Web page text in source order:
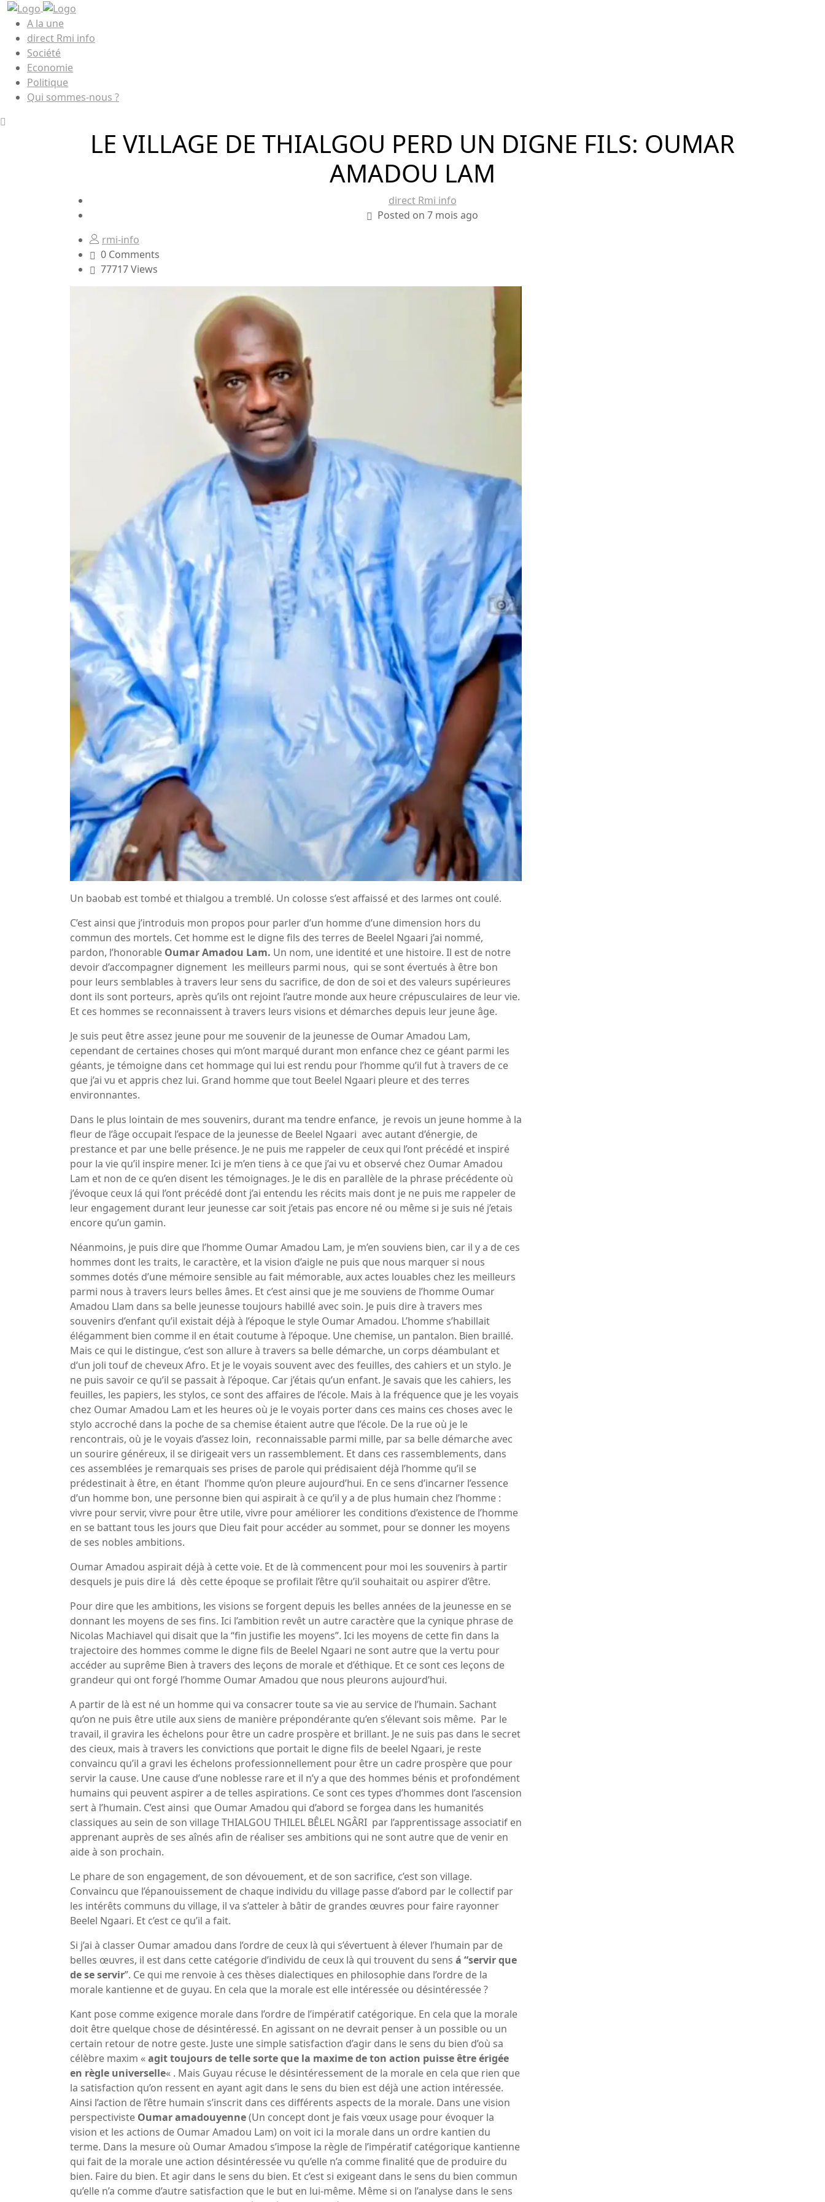
A la une
direct Rmi info
Société
Economie
Politique
Qui sommes-nous ?
LE VILLAGE DE THIALGOU PERD UN DIGNE FILS: OUMAR
AMADOU LAM
direct Rmi info
Posted on 7 mois ago
rmi-info
0 Comments
77717 Views
Un baobab est tombé et thialgou a tremblé. Un colosse s’est affaissé et des larmes ont coulé.
C’est ainsi que j’introduis mon propos pour parler d’un homme d’une dimension hors du
commun des mortels. Cet homme est le digne fils des terres de Beelel Ngaari j’ai nommé,
pardon, l’honorable Oumar Amadou Lam. Un nom, une identité et une histoire. Il est de notre
devoir d’accompagner dignement les meilleurs parmi nous, qui se sont évertués à être bon
pour leurs semblables à travers leur sens du sacrifice, de don de soi et des valeurs supérieures
dont ils sont porteurs, après qu’ils ont rejoint l’autre monde aux heure crépusculaires de leur vie.
Et ces hommes se reconnaissent à travers leurs visions et démarches depuis leur jeune âge.
Je suis peut être assez jeune pour me souvenir de la jeunesse de Oumar Amadou Lam,
cependant de certaines choses qui m’ont marqué durant mon enfance chez ce géant parmi les
géants, je témoigne dans cet hommage qui lui est rendu pour l’homme qu’il fut à travers de ce
que j’ai vu et appris chez lui. Grand homme que tout Beelel Ngaari pleure et des terres
environnantes.
Dans le plus lointain de mes souvenirs, durant ma tendre enfance, je revois un jeune homme à la
fleur de l’âge occupait l’espace de la jeunesse de Beelel Ngaari avec autant d’énergie, de
prestance et par une belle présence. Je ne puis me rappeler de ceux qui l’ont précédé et inspiré
pour la vie qu’il inspire mener. Ici je m’en tiens à ce que j’ai vu et observé chez Oumar Amadou
Lam et non de ce qu’en disent les témoignages. Je le dis en parallèle de la phrase précédente où
j’évoque ceux lá qui l’ont précédé dont j’ai entendu les récits mais dont je ne puis me rappeler de
leur engagement durant leur jeunesse car soit j’etais pas encore né ou même si je suis né j’etais
encore qu’un gamin.
Néanmoins, je puis dire que l’homme Oumar Amadou Lam, je m’en souviens bien, car il y a de ces
hommes dont les traits, le caractère, et la vision d’aigle ne puis que nous marquer si nous
sommes dotés d’une mémoire sensible au fait mémorable, aux actes louables chez les meilleurs
parmi nous à travers leurs belles âmes. Et c’est ainsi que je me souviens de l’homme Oumar
Amadou Llam dans sa belle jeunesse toujours habillé avec soin. Je puis dire à travers mes
souvenirs d’enfant qu’il existait déjà à l’époque le style Oumar Amadou. L’homme s’habillait
élégamment bien comme il en était coutume à l’époque. Une chemise, un pantalon. Bien braillé.
Mais ce qui le distingue, c’est son allure à travers sa belle démarche, un corps déambulant et
d’un joli touf de cheveux Afro. Et je le voyais souvent avec des feuilles, des cahiers et un stylo. Je
ne puis savoir ce qu’il se passait à l’époque. Car j’étais qu’un enfant. Je savais que les cahiers, les
feuilles, les papiers, les stylos, ce sont des affaires de l’école. Mais à la fréquence que je les voyais
chez Oumar Amadou Lam et les heures où je le voyais porter dans ces mains ces choses avec le
stylo accroché dans la poche de sa chemise étaient autre que l’école. De la rue où je le
rencontrais, où je le voyais d’assez loin, reconnaissable parmi mille, par sa belle démarche avec
un sourire généreux, il se dirigeait vers un rassemblement. Et dans ces rassemblements, dans
ces assemblées je remarquais ses prises de parole qui prédisaient déjà l’homme qu’il se
prédestinait à être, en étant l’homme qu’on pleure aujourd’hui. En ce sens d’incarner l’essence
d’un homme bon, une personne bien qui aspirait à ce qu’il y a de plus humain chez l’homme :
vivre pour servir, vivre pour être utile, vivre pour améliorer les conditions d’existence de l’homme
en se battant tous les jours que Dieu fait pour accéder au sommet, pour se donner les moyens
de ses nobles ambitions.
Oumar Amadou aspirait déjà à cette voie. Et de là commencent pour moi les souvenirs à partir
desquels je puis dire lá dès cette époque se profilait l’être qu’il souhaitait ou aspirer d’être.
Pour dire que les ambitions, les visions se forgent depuis les belles années de la jeunesse en se
donnant les moyens de ses fins. Ici l’ambition revêt un autre caractère que la cynique phrase de
Nicolas Machiavel qui disait que la “fin justifie les moyens”. Ici les moyens de cette fin dans la
trajectoire des hommes comme le digne fils de Beelel Ngaari ne sont autre que la vertu pour
accéder au suprême Bien à travers des leçons de morale et d’éthique. Et ce sont ces leçons de
grandeur qui ont forgé l’homme Oumar Amadou que nous pleurons aujourd’hui.
A partir de là est né un homme qui va consacrer toute sa vie au service de l’humain. Sachant
qu’on ne puis être utile aux siens de manière prépondérante qu’en s’élevant sois même. Par le
travail, il gravira les échelons pour être un cadre prospère et brillant. Je ne suis pas dans le secret
des cieux, mais à travers les convictions que portait le digne fils de beelel Ngaari, je reste
convaincu qu’il a gravi les échelons professionnellement pour être un cadre prospère que pour
servir la cause. Une cause d’une noblesse rare et il n’y a que des hommes bénis et profondément
humains qui peuvent aspirer a de telles aspirations. Ce sont ces types d’hommes dont l’ascension
sert à l’humain. C’est ainsi que Oumar Amadou qui d’abord se forgea dans les humanités
classiques au sein de son village THIALGOU THILEL BÊLEL NGÂRI par l’apprentissage associatif en
apprenant auprès de ses aînés afin de réaliser ses ambitions qui ne sont autre que de venir en
aide à son prochain.
Le phare de son engagement, de son dévouement, et de son sacrifice, c’est son village.
Convaincu que l’épanouissement de chaque individu du village passe d’abord par le collectif par
les intérêts communs du village, il va s’atteler à bâtir de grandes œuvres pour faire rayonner
Beelel Ngaari. Et c’est ce qu’il a fait.
Si j’ai à classer Oumar amadou dans l’ordre de ceux là qui s’évertuent à élever l’humain par de
belles œuvres, il est dans cette catégorie d’individu de ceux là qui trouvent du sens á “servir que
de se servir”. Ce qui me renvoie à ces thèses dialectiques en philosophie dans l’ordre de la
morale kantienne et de guyau. En cela que la morale est elle intéressée ou désintéressée ?
Kant pose comme exigence morale dans l’ordre de l’impératif catégorique. En cela que la morale
doit être quelque chose de désintéressé. En agissant on ne devrait penser à un possible ou un
certain retour de notre geste. Juste une simple satisfaction d’agir dans le sens du bien d’où sa
célèbre maxim «agit toujours de telle sorte que la maxime de ton action puisse être érigée
en règle universelle« . Mais Guyau récuse le désintéressement de la morale en cela que rien que
la satisfaction qu’on ressent en ayant agit dans le sens du bien est déjà une action intéressée.
Ainsi l’action de l’être humain s’inscrit dans ces différents aspects de la morale. Dans une vision
perspectiviste Oumar amadouyenne(Un concept dont je fais vœux usage pour évoquer la
vision et les actions de Oumar Amadou Lam) on voit ici la morale dans un ordre kantien du
terme. Dans la mesure où Oumar Amadou s’impose la règle de l’impératif catégorique kantienne
qui fait de la morale une action désintéressée vu qu’elle n’a comme finalité que de produire du
bien. Faire du bien. Et agir dans le sens du bien. Et c’est si exigeant dans le sens du bien commun
qu’elle n’a comme d’autre satisfaction que le but en lui-même. Même si on l’analyse dans le sens